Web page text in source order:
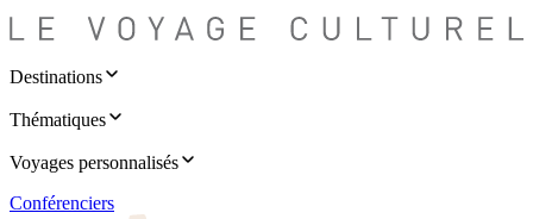
Destinations
Thématiques
Voyages personnalisés
Conférenciers